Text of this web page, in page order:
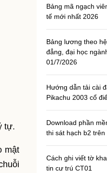
tự.
mật
Bảng mã ngạch
tế mới nhất 2026
Bảng lương theo
đẳng, đại học
01/7/2026
Hướng dẫn tải cài
Pikachu 2003 cổ
Download phần
thi sát hạch b2 trên
Cách ghi viết tờ
tin cư trú CT01